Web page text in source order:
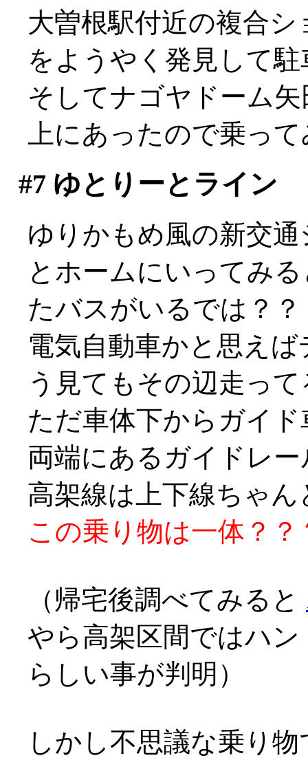
大曽根駅付近の複合
をようやく発見して
そしてナゴヤドーム
上にあったので乗っ
#7 ゆとりーとライン
ゆりかもめ風の新交
とホームにいってみ
たバスがいるでは？？
電気自動車かと思え
う見てもその辺走っ
ただ車体下からガイ
両端にあるガイドレ
高架線は上下線ちゃ
この乗り物は一体？？
（帰宅後調べてみると
やら高架区間ではハ
らしい事が判明）
しかし不思議な乗り